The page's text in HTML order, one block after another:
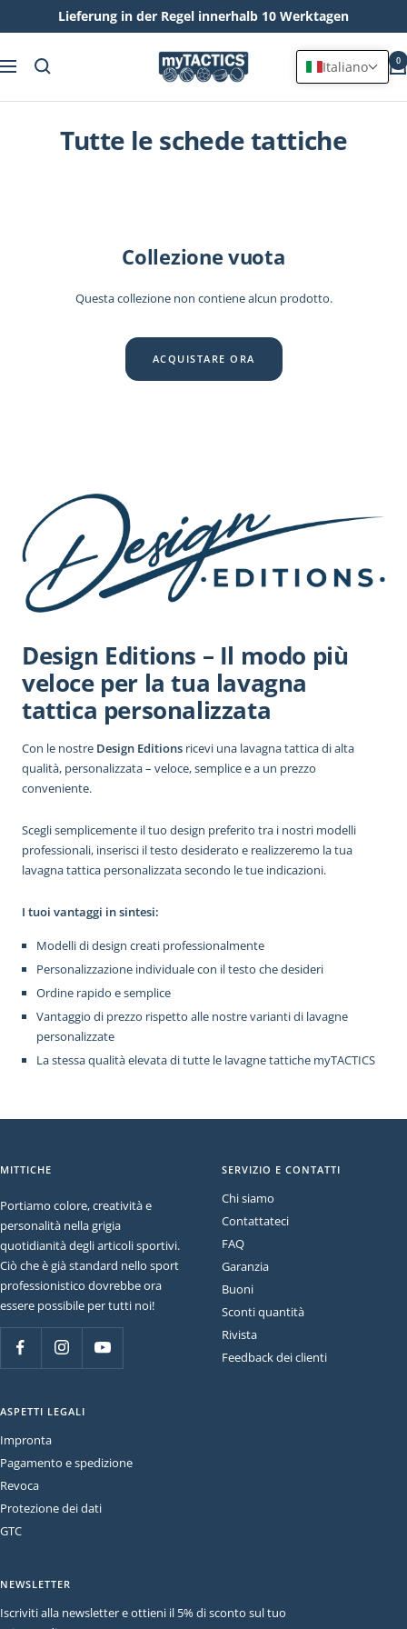
Lieferung in der Regel innerhalb 10 Werktagen
al
Navigazione
myTACTICS 0
Tutte le schede tattiche
Collezione vuota
Questa collezione non contiene alcun prodotto.
ACQUISTARE ORA
Design Editions – Il modo più
veloce per la tua lavagna
tattica personalizzata
Con le nostre Design Editions ricevi una lavagna tattica di alta
qualità, personalizzata – veloce, semplice e a un prezzo
conveniente.
Scegli semplicemente il tuo design preferito tra i nostri modelli
professionali, inserisci il testo desiderato e realizzeremo la tua
lavagna tattica personalizzata secondo le tue indicazioni.
I tuoi vantaggi in sintesi:
Modelli di design creati professionalmente
Personalizzazione individuale con il testo che desideri
Ordine rapido e semplice
Vantaggio di prezzo rispetto alle nostre varianti di lavagne
personalizzate
La stessa qualità elevata di tutte le lavagne tattiche myTACTICS
MITTICHE
Portiamo colore, creatività e
personalità nella grigia
quotidianità degli articoli sportivi.
Ciò che è già standard nello sport
professionistico dovrebbe ora
essere possibile per tutti noi!
SERVIZIO E CONTATTI
Chi siamo
Contattateci
FAQ
Garanzia
Buoni
Sconti quantità
Rivista
Feedback dei clienti
ASPETTI LEGALI
Impronta
Pagamento e spedizione
Revoca
Protezione dei dati
GTC
NEWSLETTER
Iscriviti alla newsletter e ottieni il 5% di sconto sul tuo
Italiano